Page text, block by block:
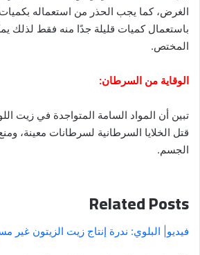
الغرض، كما يجب الحذر من استعماله بكميات
باستعمال كميات قليلة جدًا منه فقط لذلك
المختص.
الوقاية من السرطان:
تبين أن المواد السامة المتواجدة في زيت
قتل الخلايا السرطانية لسرطانات معينة،
الجسم.
Related Posts
فيديو| البلوي: ندرة إنتاج زيت الزيتون غير مسبوقة